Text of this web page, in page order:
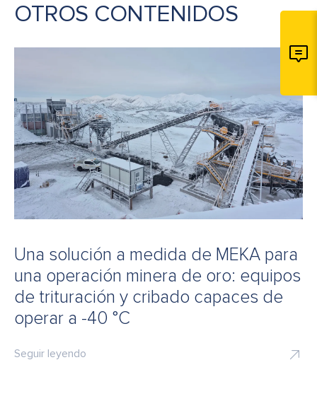
OTROS CONTENIDOS
Una solución a medida de MEKA para
una operación minera de oro: equipos
de trituración y cribado capaces de
operar a -40 °C
Seguir leyendo